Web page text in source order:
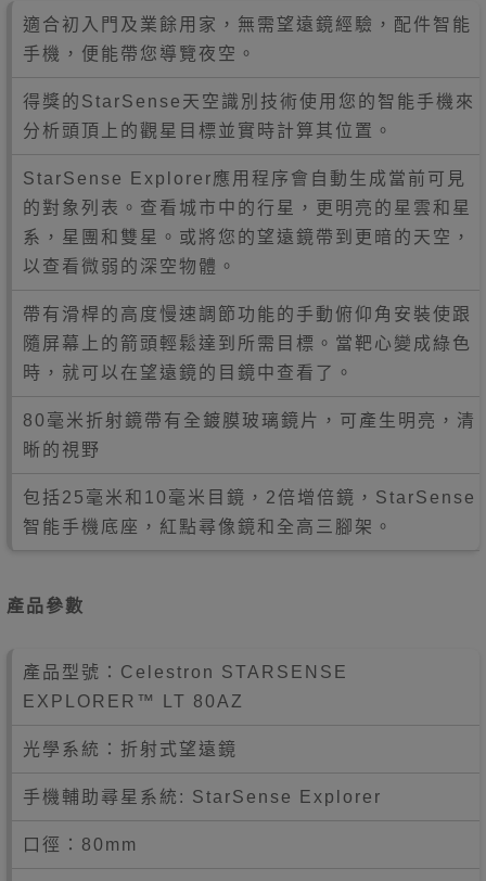
適合初入門及業餘用家，無需望遠鏡經驗， 配件智能
手機，便能帶您導覽夜空。
得獎的StarSense天空識別技術使用您的智能手機來
分析頭頂上的觀星目標並實時計算其位置。
StarSense Explorer應用程序會自動生成當前可見
的對象列表。查看城市中的行星，更明亮的星雲和星
系，星團和雙星。或將您的望遠鏡帶到更暗的天空，
以查看微弱的深空物體。
帶有滑桿的高度慢速調節功能的手動俯仰角安裝使跟
隨屏幕上的箭頭輕鬆達到所需目標。當靶心變成綠色
時，就可以在望遠鏡的目鏡中查看了。
80毫米折射鏡帶有全鍍膜玻璃鏡片，可產生明亮，清
晰的視野
包括25毫米和10毫米目鏡，2倍增倍鏡，StarSense
智能手機底座，紅點尋像鏡和全高三腳架。
產品參數
產品型號：Celestron STARSENSE
EXPLORER™ LT 80AZ
光學系統：折射式望遠鏡
手機輔助尋星系統: StarSense Explorer
口徑：80mm